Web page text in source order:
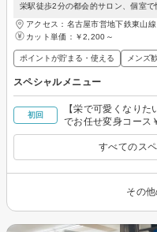
栄駅徒歩2分の都会的サロン、個室で
アクセス：名古屋市営地下鉄東山
カット単価： ￥2,200～
ポイントが貯まる・使える メンズ
スペシャルメニュー
初回
【栄で可愛くなり
でお任せ変身コース
すべてのス
その